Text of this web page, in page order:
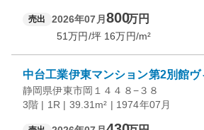
売出 2026年07月 800万円
51万円/坪 16万円/m²
中台工業伊東マンション第2別館ヴ
静岡県伊東市岡１４４８−３８
3階 | 1R | 39.31m² | 1974年07月